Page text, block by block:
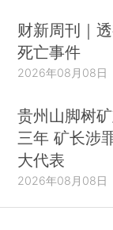
财新周刊｜
死亡事件
2026年08月08日
贵州山脚树
三年 矿长涉
大代表
2026年08月08日